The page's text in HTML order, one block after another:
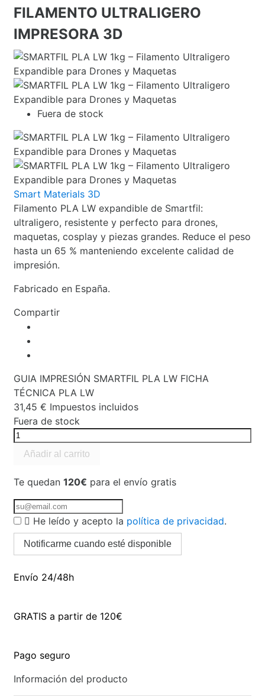
FILAMENTO ULTRALIGERO
IMPRESORA 3D
Fuera de stock
Smart Materials 3D
Filamento PLA LW expandible de Smartfil:
ultraligero, resistente y perfecto para drones,
maquetas, cosplay y piezas grandes. Reduce el peso
hasta un 65 % manteniendo excelente calidad de
impresión.
Fabricado en España.
Compartir
GUIA IMPRESIÓN SMARTFIL PLA LW FICHA
TÉCNICA PLA LW
31,45 € Impuestos incluidos
Fuera de stock
Añadir al carrito
Te quedan 120€ para el envío gratis
 He leído y acepto la política de privacidad.
Notificarme cuando esté disponible
Envío 24/48h
GRATIS a partir de 120€
Pago seguro
Información del producto